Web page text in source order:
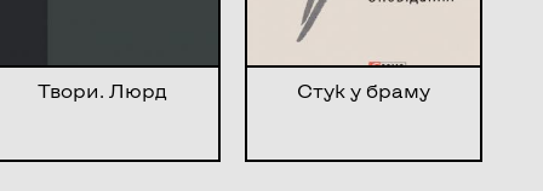
Твори. Люрд Стук у браму